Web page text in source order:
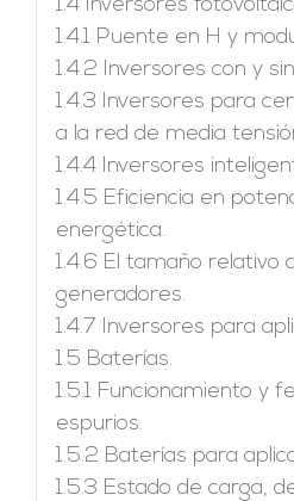
1.4 Inversores
1.4.1 Puente en H y
1.4.2 Inversores con y
1.4.3 Inversores para
a la red de media
1.4.4 Inversores
1.4.5 Eficiencia en
energética.
1.4.6 El tamaño relativo
generadores.
1.4.7 Inversores para
1.5 Baterías.
1.5.1 Funcionamiento y
espurios.
1.5.2 Baterías para
1.5.3 Estado de carga,